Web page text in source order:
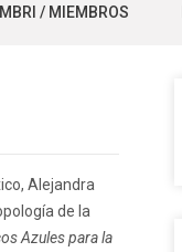
/ MIEMBROS
Alejandra
de la
Azules para la